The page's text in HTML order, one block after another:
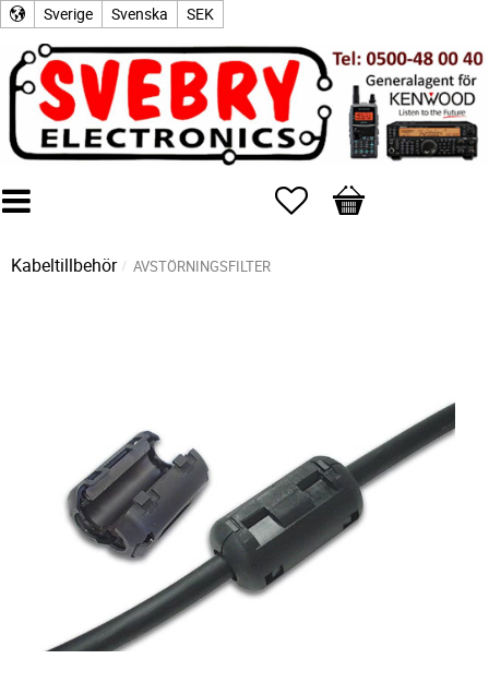
Sverige Svenska SEK
Favoriter
Kundvagn
Kabeltillbehör AVSTÖRNINGSFILTER